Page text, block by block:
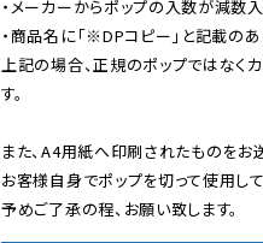
・メーカーからポップの入数が減数
・商品名に「※DPコピー」と記載の
上記の場合、正規のポップではなく
す。
また、A4用紙へ印刷されたものをお
お客様自身でポップを切って使用して
予めご了承の程、お願い致します。